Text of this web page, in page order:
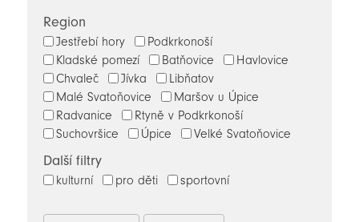
Region
Jestřebí hory
Podkrkonoší
Kladské pomezí
Batňovice
Havlovice
Chvaleč
Jívka
Libňatov
Malé Svatoňovice
Maršov u Úpice
Radvanice
Rtyně v Podkrkonoší
Suchovršice
Úpice Velké Svatoňovice
Další filtry
kulturní pro děti sportovní